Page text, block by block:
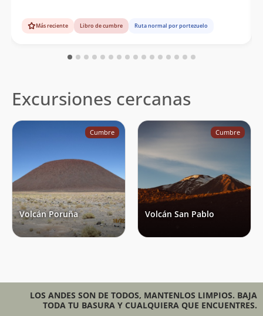
Más reciente Libro de cumbre Ruta normal por portezuelo
Excursiones cercanas
Cumbre
Volcán Poruña
Cumbre
Volcán San Pablo
LOS ANDES SON DE TODOS, MANTENLOS LIMPIOS. BAJA
TODA TU BASURA Y CUALQUIERA QUE ENCUENTRES.